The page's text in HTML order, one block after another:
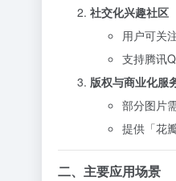
社交化兴趣社区
用户可关
支持腾讯
版权与商业化服
部分图片
提供「花
二、主要应用场景